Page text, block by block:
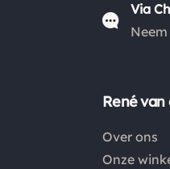
Via
René van
Over ons
Onze